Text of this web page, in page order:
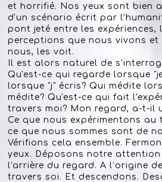
et horrifié. Nos yeux sont bien
d'un scénario écrit par
pont jeté entre les expériences,
perceptions que nous vivons et
nous, les voit.
Il est alors naturel de
Qu'est-ce qui regarde lorsque
lorsque "j" écris? Qui médite
médite? Qu'est-ce qui fait
travers moi? Mon regard, a-t-il
Ce que nous expérimentons au
ce que nous sommes sont de
Vérifions cela ensemble.
yeux. Déposons notre attention
l'arrière du regard. A l’origine
travers soi. Et descendons.